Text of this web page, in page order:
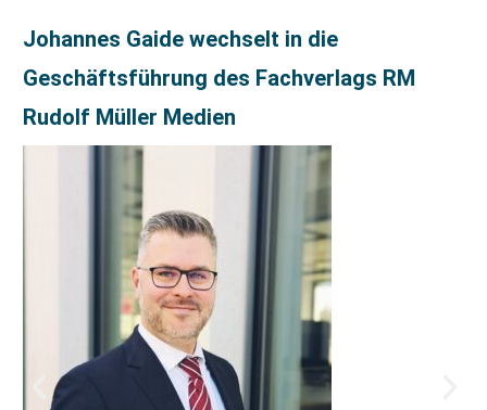
Johannes Gaide wechselt in die
Geschäftsführung des Fachverlags RM
Rudolf Müller Medien